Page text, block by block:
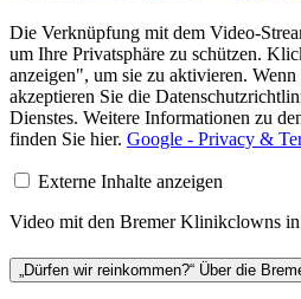
Die Verknüpfung mit dem Video-
um Ihre Privatsphäre zu schützen.
anzeigen", um sie zu aktivieren. Wenn
akzeptieren Sie die
Dienstes. Weitere Informationen zu
finden Sie hier. Google - Privacy &
Externe Inhalte anzeigen
Video mit den Bremer Klinikclowns
„Dürfen wir reinkommen?“ Über die